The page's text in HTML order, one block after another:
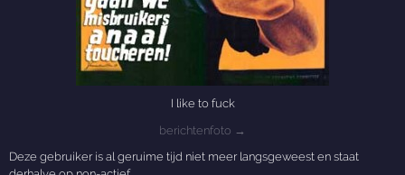
I like to fuck
berichtenfoto →
Deze gebruiker is al geruime tijd niet meer langsgeweest en staat